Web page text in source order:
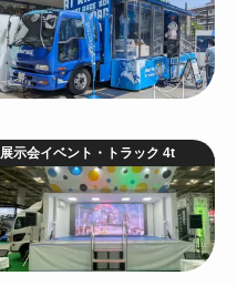
展示会イベント・トラック 4t